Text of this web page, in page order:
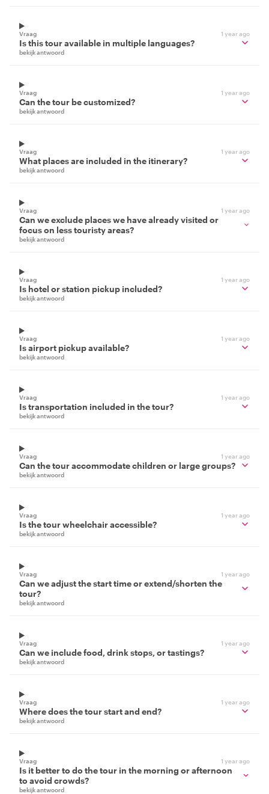
Vraag 1 year ago
Is this tour available in multiple languages?
bekijk antwoord
Vraag 1 year ago
Can the tour be customized?
bekijk antwoord
Vraag 1 year ago
What places are included in the itinerary?
bekijk antwoord
Vraag 1 year ago
Can we exclude places we have already visited or
focus on less touristy areas?
bekijk antwoord
Vraag 1 year ago
Is hotel or station pickup included?
bekijk antwoord
Vraag 1 year ago
Is airport pickup available?
bekijk antwoord
Vraag 1 year ago
Is transportation included in the tour?
bekijk antwoord
Vraag 1 year ago
Can the tour accommodate children or large groups?
bekijk antwoord
Vraag 1 year ago
Is the tour wheelchair accessible?
bekijk antwoord
Vraag 1 year ago
Can we adjust the start time or extend/shorten the
tour?
bekijk antwoord
Vraag 1 year ago
Can we include food, drink stops, or tastings?
bekijk antwoord
Vraag 1 year ago
Where does the tour start and end?
bekijk antwoord
Vraag 1 year ago
Is it better to do the tour in the morning or afternoon
to avoid crowds?
bekijk antwoord